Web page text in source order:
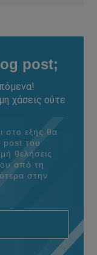
post;
χάσεις ούτε
στο εξής θα
post του
θελήσεις
από τη
στην